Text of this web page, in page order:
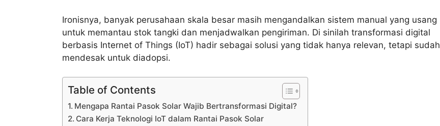
Ironisnya, banyak perusahaan skala besar masih mengandalkan sistem manual yang usang
untuk memantau stok tangki dan menjadwalkan pengiriman. Di sinilah transformasi digital
berbasis Internet of Things (IoT) hadir sebagai solusi yang tidak hanya relevan, tetapi sudah
mendesak untuk diadopsi.
Table of Contents
Mengapa Rantai Pasok Solar Wajib Bertransformasi Digital?
Cara Kerja Teknologi IoT dalam Rantai Pasok Solar